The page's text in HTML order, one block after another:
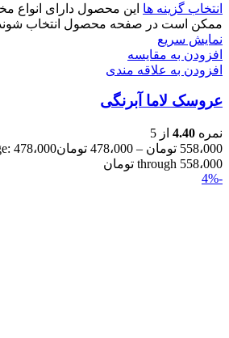
انتخاب گزینه ها این محصول دارای انواع
ممکن است در صفحه محصول انتخاب
نمایش سریع
افزودن به مقایسه
افزودن به علاقه مندی
عروسک لاما آبرنگی
نمره 4.40 از 5
558،000 تومان – 478،000 تومان
through 558،000 تومان
-4%